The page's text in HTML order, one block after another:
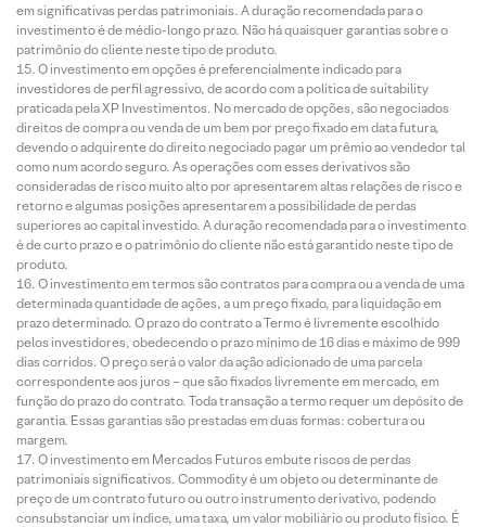
em significativas perdas patrimoniais. A duração recomendada para o
investimento é de médio-longo prazo. Não há quaisquer garantias sobre o
patrimônio do cliente neste tipo de produto.
O investimento em opções é preferencialmente indicado para
investidores de perfil agressivo, de acordo com a política de suitability
praticada pela XP Investimentos. No mercado de opções, são negociados
direitos de compra ou venda de um bem por preço fixado em data futura,
devendo o adquirente do direito negociado pagar um prêmio ao vendedor tal
como num acordo seguro. As operações com esses derivativos são
consideradas de risco muito alto por apresentarem altas relações de risco e
retorno e algumas posições apresentarem a possibilidade de perdas
superiores ao capital investido. A duração recomendada para o investimento
é de curto prazo e o patrimônio do cliente não está garantido neste tipo de
produto.
O investimento em termos são contratos para compra ou a venda de uma
determinada quantidade de ações, a um preço fixado, para liquidação em
prazo determinado. O prazo do contrato a Termo é livremente escolhido
pelos investidores, obedecendo o prazo mínimo de 16 dias e máximo de 999
dias corridos. O preço será o valor da ação adicionado de uma parcela
correspondente aos juros – que são fixados livremente em mercado, em
função do prazo do contrato. Toda transação a termo requer um depósito de
garantia. Essas garantias são prestadas em duas formas: cobertura ou
margem.
O investimento em Mercados Futuros embute riscos de perdas
patrimoniais significativos. Commodity é um objeto ou determinante de
preço de um contrato futuro ou outro instrumento derivativo, podendo
consubstanciar um índice, uma taxa, um valor mobiliário ou produto físico. É